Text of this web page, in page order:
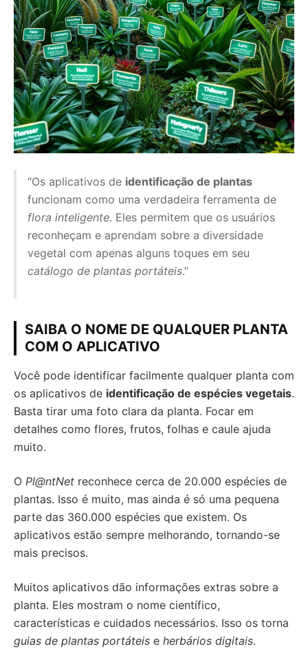
“Os aplicativos de identificação de plantas
funcionam como uma verdadeira ferramenta de
flora inteligente. Eles permitem que os usuários
reconheçam e aprendam sobre a diversidade
vegetal com apenas alguns toques em seu
catálogo de plantas portáteis.”
SAIBA O NOME DE QUALQUER PLANTA
COM O APLICATIVO
Você pode identificar facilmente qualquer planta com
os aplicativos de identificação de espécies vegetais.
Basta tirar uma foto clara da planta. Focar em
detalhes como flores, frutos, folhas e caule ajuda
muito.
O Pl@ntNet reconhece cerca de 20.000 espécies de
plantas. Isso é muito, mas ainda é só uma pequena
parte das 360.000 espécies que existem. Os
aplicativos estão sempre melhorando, tornando-se
mais precisos.
Muitos aplicativos dão informações extras sobre a
planta. Eles mostram o nome científico,
características e cuidados necessários. Isso os torna
guias de plantas portáteis e herbários digitais.